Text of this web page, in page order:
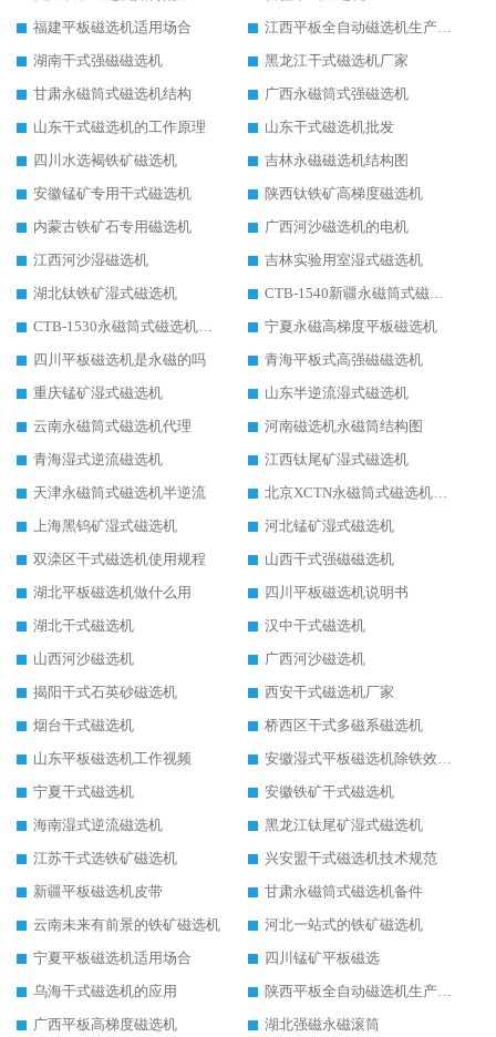
福建平板磁选机适用场合
江西平板全自动磁选机生产厂家
湖南干式强磁磁选机
黑龙江干式磁选机厂家
甘肃永磁筒式磁选机结构
广西永磁筒式强磁选机
山东干式磁选机的工作原理
山东干式磁选机批发
四川水选褐铁矿磁选机
吉林永磁磁选机结构图
安徽锰矿专用干式磁选机
陕西钛铁矿高梯度磁选机
内蒙古铁矿石专用磁选机
广西河沙磁选机的电机
江西河沙湿磁选机
吉林实验用室湿式磁选机
湖北钛铁矿湿式磁选机
CTB-1540新疆永磁筒式磁选机
CTB-1530永磁筒式磁选机代理商
宁夏永磁高梯度平板磁选机
四川平板磁选机是永磁的吗
青海平板式高强磁磁选机
重庆锰矿湿式磁选机
山东半逆流湿式磁选机
云南永磁筒式磁选机代理
河南磁选机永磁筒结构图
青海湿式逆流磁选机
江西钛尾矿湿式磁选机
天津永磁筒式磁选机半逆流
北京XCTN永磁筒式磁选机磁块位置
上海黑钨矿湿式磁选机
河北锰矿湿式磁选机
双滦区干式磁选机使用规程
山西干式强磁磁选机
湖北平板磁选机做什么用
四川平板磁选机说明书
湖北干式磁选机
汉中干式磁选机
山西河沙磁选机
广西河沙磁选机
揭阳干式石英砂磁选机
西安干式磁选机厂家
烟台干式磁选机
桥西区干式多磁系磁选机
山东平板磁选机工作视频
安徽湿式平板磁选机除铁效果怎么样
宁夏干式磁选机
安徽铁矿干式磁选机
海南湿式逆流磁选机
黑龙江钛尾矿湿式磁选机
江苏干式选铁矿磁选机
兴安盟干式磁选机技术规范
新疆平板磁选机皮带
甘肃永磁筒式磁选机备件
云南未来有前景的铁矿磁选机
河北一站式的铁矿磁选机
宁夏平板磁选机适用场合
四川锰矿平板磁选
乌海干式磁选机的应用
陕西平板全自动磁选机生产厂家
广西平板高梯度磁选机
湖北强磁永磁滚筒